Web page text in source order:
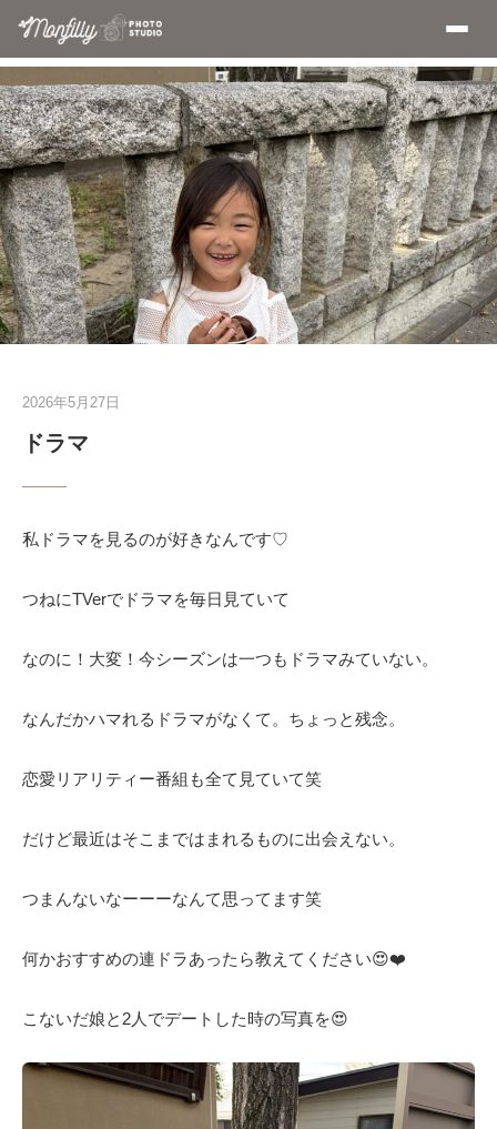
2026年5月27日
ドラマ
私ドラマを見るのが好きなんです♡
つねにTVerでドラマを毎日見ていて
なのに！大変！今シーズンは一つもドラマみていない。
なんだかハマれるドラマがなくて。ちょっと残念。
恋愛リアリティー番組も全て見ていて笑
だけど最近はそこまではまれるものに出会えない。
つまんないなーーーなんて思ってます笑
何かおすすめの連ドラあったら教えてください😍❤️
こないだ娘と2人でデートした時の写真を😍